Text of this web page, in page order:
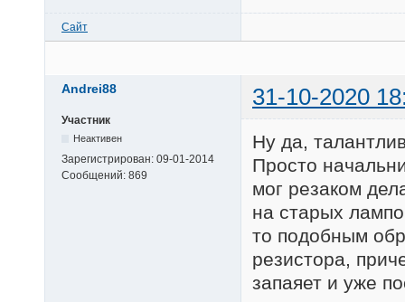
Сайт
Andrei88 31-10-2020
Участник
Неактивен
Зарегистрирован: 09-01-2014
Сообщений: 869
Ну да,
Просто
мог резаком
на старых
то подобным
резистора,
запаяет и уже